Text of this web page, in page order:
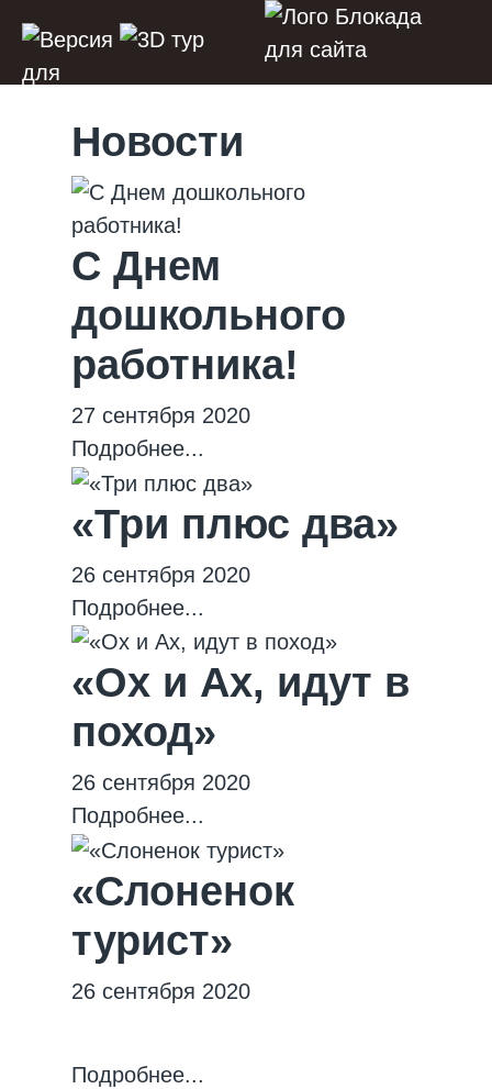
Новости
С Днем
дошкольного
работника!
27 сентября 2020
Подробнее...
«Три плюс два»
26 сентября 2020
Подробнее...
«Ох и Ах, идут в
поход»
26 сентября 2020
Подробнее...
«Слоненок
турист»
26 сентября 2020
Подробнее...